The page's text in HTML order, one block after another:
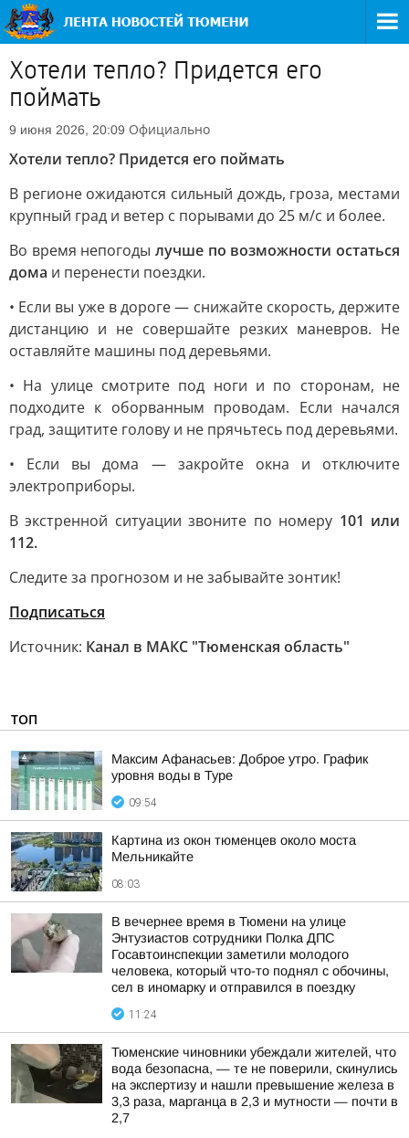
Хотели тепло? Придется его
поймать
9 июня 2026, 20:09 Официально
Хотели тепло? Придется его поймать
В регионе ожидаются сильный дождь, гроза, местами
крупный град и ветер с порывами до 25 м/с и более.
Во время непогоды лучше по возможности остаться
дома и перенести поездки.
• Если вы уже в дороге — снижайте скорость, держите
дистанцию и не совершайте резких маневров. Не
оставляйте машины под деревьями.
• На улице смотрите под ноги и по сторонам, не
подходите к оборванным проводам. Если начался
град, защитите голову и не прячьтесь под деревьями.
• Если вы дома — закройте окна и отключите
электроприборы.
В экстренной ситуации звоните по номеру 101 или
112.
Следите за прогнозом и не забывайте зонтик!
Подписаться
Источник: Канал в МАКС "Тюменская область"
ТОП
Максим Афанасьев: Доброе утро. График
уровня воды в Туре
09:54
Картина из окон тюменцев около моста
Мельникайте
08:03
В вечернее время в Тюмени на улице
Энтузиастов сотрудники Полка ДПС
Госавтоинспекции заметили молодого
человека, который что-то поднял с обочины,
сел в иномарку и отправился в поездку
11:24
Тюменские чиновники убеждали жителей, что
вода безопасна, — те не поверили, скинулись
на экспертизу и нашли превышение железа в
3,3 раза, марганца в 2,3 и мутности — почти в
2,7